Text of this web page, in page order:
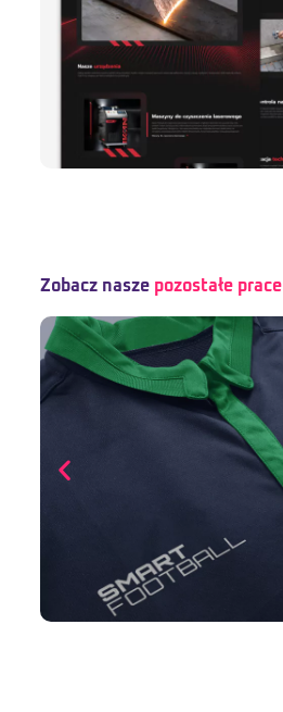
Zobacz naszepozostałe prace